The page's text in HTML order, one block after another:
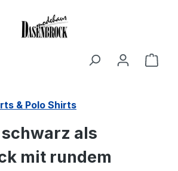
& Polo Shirts
als
mit rundem